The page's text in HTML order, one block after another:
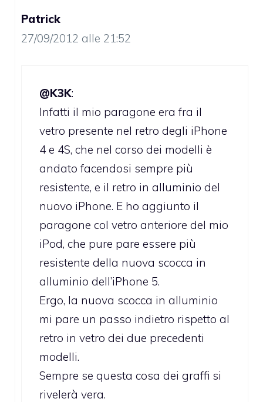
Patrick
27/09/2012 alle 21:52
@K3K:
Infatti il mio paragone era fra il
vetro presente nel retro degli iPhone
4 e 4S, che nel corso dei modelli è
andato facendosi sempre più
resistente, e il retro in alluminio del
nuovo iPhone. E ho aggiunto il
paragone col vetro anteriore del mio
iPod, che pure pare essere più
resistente della nuova scocca in
alluminio dell’iPhone 5.
Ergo, la nuova scocca in alluminio
mi pare un passo indietro rispetto al
retro in vetro dei due precedenti
modelli.
Sempre se questa cosa dei graffi si
rivelerà vera.